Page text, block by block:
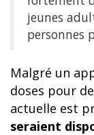
jeunes
personnes
Malgré un
doses pour
actuelle est
seraient